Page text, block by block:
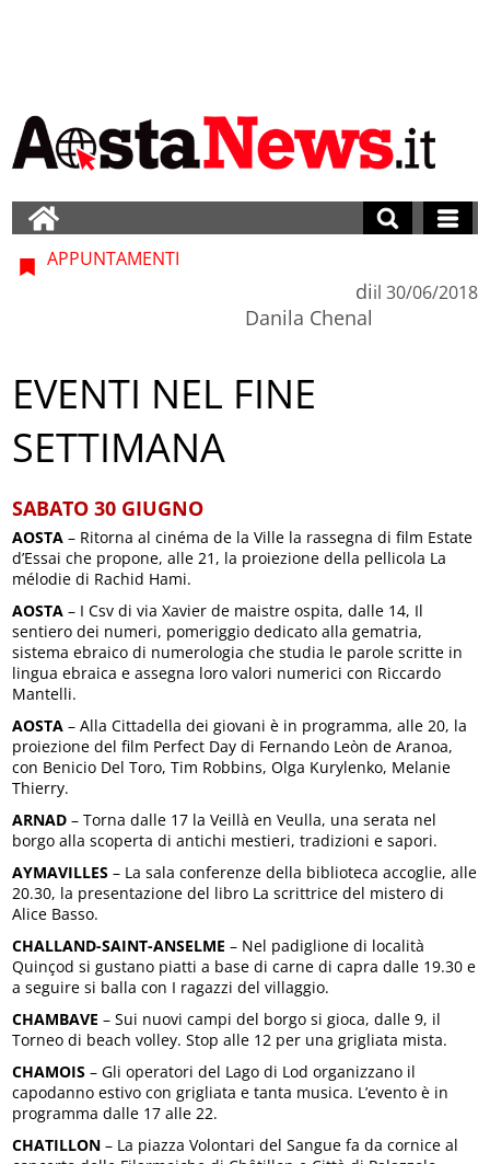
APPUNTAMENTI
di
Danila Chenal
il 30/06/2018
EVENTI NEL FINE
SETTIMANA
SABATO 30 GIUGNO
AOSTA – Ritorna al cinéma de la Ville la rassegna di film Estate
d’Essai che propone, alle 21, la proiezione della pellicola La
mélodie di Rachid Hami.
AOSTA – I Csv di via Xavier de maistre ospita, dalle 14, Il
sentiero dei numeri, pomeriggio dedicato alla gematria,
sistema ebraico di numerologia che studia le parole scritte in
lingua ebraica e assegna loro valori numerici con Riccardo
Mantelli.
AOSTA – Alla Cittadella dei giovani è in programma, alle 20, la
proiezione del film Perfect Day di Fernando Leòn de Aranoa,
con Benicio Del Toro, Tim Robbins, Olga Kurylenko, Melanie
Thierry.
ARNAD – Torna dalle 17 la Veillà en Veulla, una serata nel
borgo alla scoperta di antichi mestieri, tradizioni e sapori.
AYMAVILLES – La sala conferenze della biblioteca accoglie, alle
20.30, la presentazione del libro La scrittrice del mistero di
Alice Basso.
CHALLAND-SAINT-ANSELME – Nel padiglione di località
Quinçod si gustano piatti a base di carne di capra dalle 19.30 e
a seguire si balla con I ragazzi del villaggio.
CHAMBAVE – Sui nuovi campi del borgo si gioca, dalle 9, il
Torneo di beach volley. Stop alle 12 per una grigliata mista.
CHAMOIS – Gli operatori del Lago di Lod organizzano il
capodanno estivo con grigliata e tanta musica. L’evento è in
programma dalle 17 alle 22.
CHATILLON – La piazza Volontari del Sangue fa da cornice al